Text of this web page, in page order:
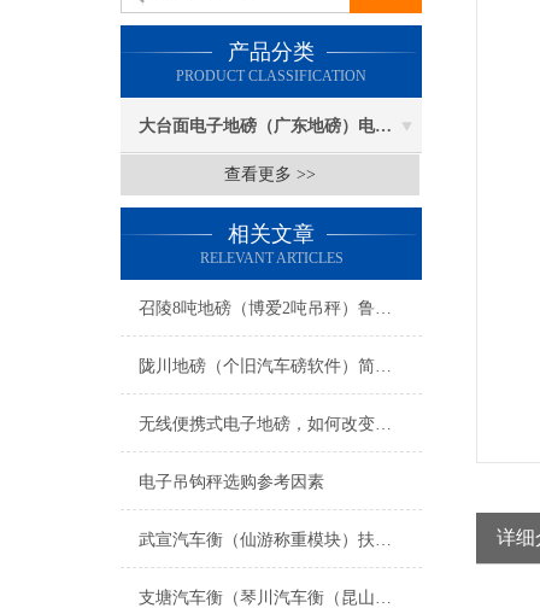
产品分类
PRODUCT CLASSIFICATION
大台面电子地磅（广东地磅）电子汽车衡
查看更多 >>
相关文章
RELEVANT ARTICLES
召陵8吨地磅（博爱2吨吊秤）鲁山电子地磅维修
陇川地磅（个旧汽车磅软件）简阳80T地磅）泸西无线便携式汽车衡维修
无线便携式电子地磅，如何改变称重方式？
电子吊钩秤选购参考因素
武宣汽车衡（仙游称重模块）扶绥防爆秤）延平便携式地磅维修
支塘汽车衡（琴川汽车衡（昆山汽车衡）千灯汽车衡）淀山湖汽车衡维修
详细